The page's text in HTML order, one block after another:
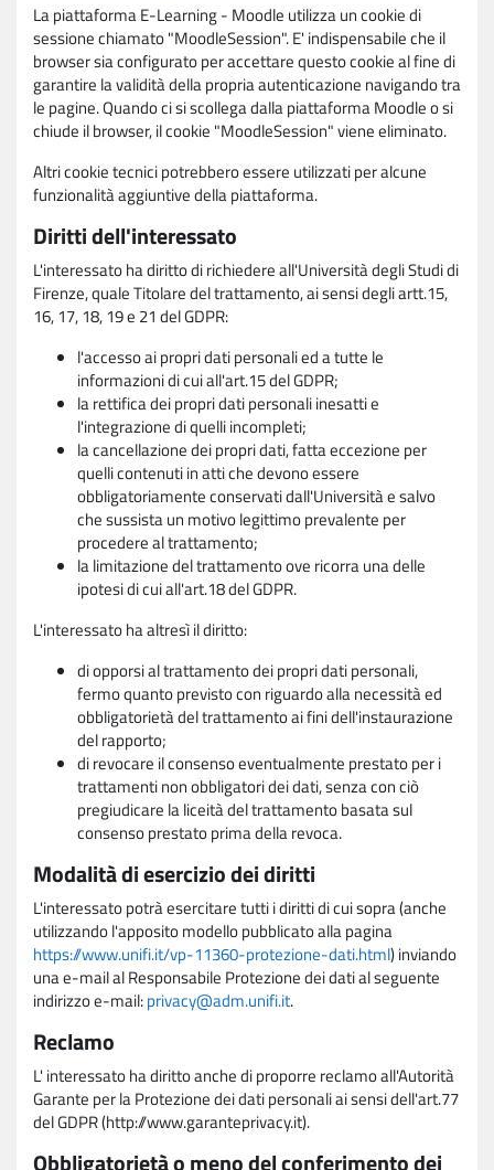
La piattaforma E-Learning - Moodle utilizza un cookie di
sessione chiamato "MoodleSession". E' indispensabile che il
browser sia configurato per accettare questo cookie al fine di
garantire la validità della propria autenticazione navigando tra
le pagine. Quando ci si scollega dalla piattaforma Moodle o si
chiude il browser, il cookie "MoodleSession" viene eliminato.
Altri cookie tecnici potrebbero essere utilizzati per alcune
funzionalità aggiuntive della piattaforma.
Diritti dell'interessato
L'interessato ha diritto di richiedere all'Università degli Studi di
Firenze, quale Titolare del trattamento, ai sensi degli artt.15,
16, 17, 18, 19 e 21 del GDPR:
l'accesso ai propri dati personali ed a tutte le
informazioni di cui all'art.15 del GDPR;
la rettifica dei propri dati personali inesatti e
l'integrazione di quelli incompleti;
la cancellazione dei propri dati, fatta eccezione per
quelli contenuti in atti che devono essere
obbligatoriamente conservati dall'Università e salvo
che sussista un motivo legittimo prevalente per
procedere al trattamento;
la limitazione del trattamento ove ricorra una delle
ipotesi di cui all'art.18 del GDPR.
L'interessato ha altresì il diritto:
di opporsi al trattamento dei propri dati personali,
fermo quanto previsto con riguardo alla necessità ed
obbligatorietà del trattamento ai fini dell'instaurazione
del rapporto;
di revocare il consenso eventualmente prestato per i
trattamenti non obbligatori dei dati, senza con ciò
pregiudicare la liceità del trattamento basata sul
consenso prestato prima della revoca.
Modalità di esercizio dei diritti
L'interessato potrà esercitare tutti i diritti di cui sopra (anche
utilizzando l'apposito modello pubblicato alla pagina
https://www.unifi.it/vp-11360-protezione-dati.html) inviando
una e-mail al Responsabile Protezione dei dati al seguente
indirizzo e-mail:privacy@adm.unifi.it.
Reclamo
L' interessato ha diritto anche di proporre reclamo all'Autorità
Garante per la Protezione dei dati personali ai sensi dell'art.77
del GDPR (http://www.garanteprivacy.it).
Obbligatorietà o meno del conferimento dei